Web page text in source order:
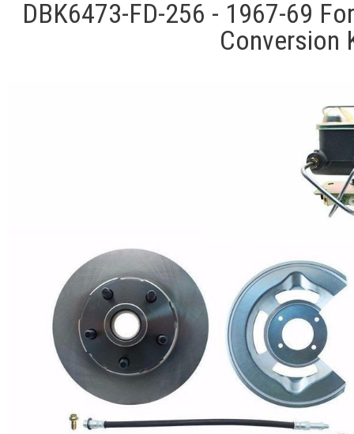
DBK6473-FD-256 - 1967-69
Conversion